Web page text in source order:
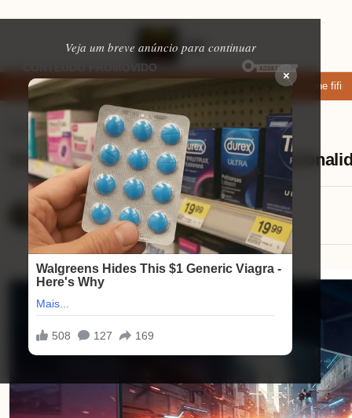
Veja um breve anúncio para continuar
×
apps de namoro que permitem enviar fotos e vídeos Microfone fifine
Tvs Smart ⏱ 11 min de leitura
Smart tv 50 4k philips principais
Lucas Andrade
18/08/2025